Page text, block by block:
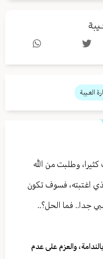
الغـيبة
وطلبت من الله
اغتبته، فسوف تكون
جدا.. فما الحل؟..
والعزم على عدم